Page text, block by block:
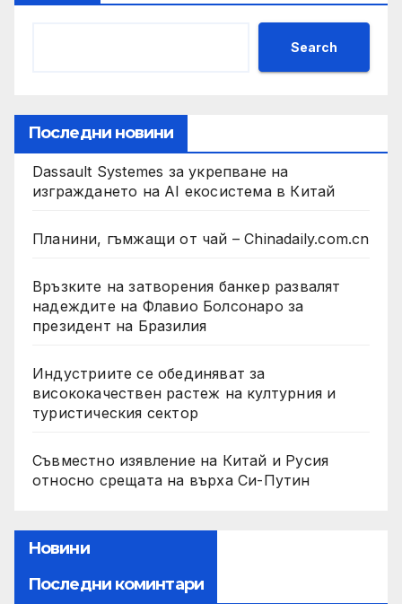
Search
Последни новини
Dassault Systemes за укрепване на
изграждането на AI екосистема в Китай
Планини, гъмжащи от чай – Chinadaily.com.cn
Връзките на затворения банкер развалят
надеждите на Флавио Болсонаро за
президент на Бразилия
Индустриите се обединяват за
висококачествен растеж на културния и
туристическия сектор
Съвместно изявление на Китай и Русия
относно срещата на върха Си-Путин
Новини
Последни коминтари